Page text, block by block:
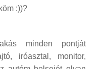
:))?
minden pontját
iróasztal, monitor,